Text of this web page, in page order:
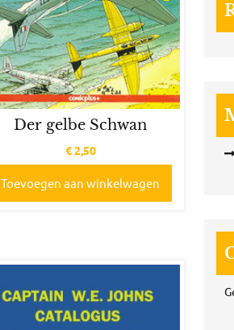
Der gelbe Schwan
€2,50
Toevoegen aan winkelwagen